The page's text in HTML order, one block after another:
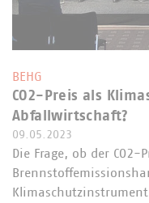
BEHG
CO2-Preis als
Abfallwirtschaft?
09.05.2023
Die Frage, ob der